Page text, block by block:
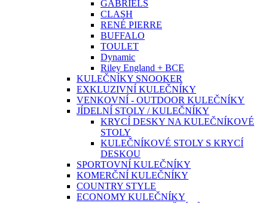
GABRIELS
CLASH
RENÉ PIERRE
BUFFALO
TOULET
Dynamic
Riley England + BCE
KULEČNÍKY SNOOKER
EXKLUZIVNÍ KULEČNÍKY
VENKOVNÍ - OUTDOOR KULEČNÍKY
JÍDELNÍ STOLY / KULEČNÍKY
KRYCÍ DESKY NA KULEČNÍKOVÉ
STOLY
KULEČNÍKOVÉ STOLY S KRYCÍ
DESKOU
SPORTOVNÍ KULEČNÍKY
KOMERČNÍ KULEČNÍKY
COUNTRY STYLE
ECONOMY KULEČNÍKY